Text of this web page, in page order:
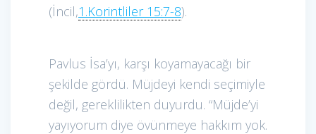
(İncil,1.Korintliler 15:7-8).
Pavlus İsa’yı, karşı koyamayacağı bir
şekilde gördü. Müjdeyi kendi seçimiyle
değil, gereklilikten duyurdu. “Müjde’yi
yayıyorum diye övünmeye hakkım yok.